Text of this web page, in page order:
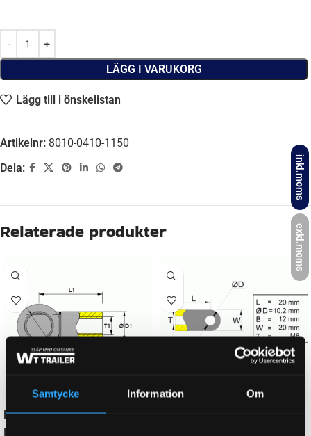
Samtycke Information Om
inkl.moms
exkl.moms
LÄGG I VARUKORG
Lägg till i önskelistan
Artikelnr: 8010-0410-1150
Dela:
Beskrivning
410 mm
NEWTON 1150 N
GÄNGMÅTT FÖR GASFJÄDER M8